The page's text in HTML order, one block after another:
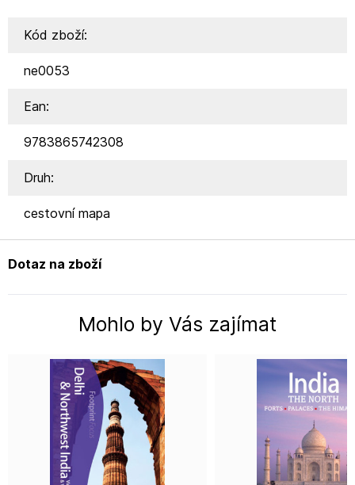
Kód zboží:
ne0053
Ean:
9783865742308
Druh:
cestovní mapa
Dotaz na zboží
Mohlo by Vás zajímat